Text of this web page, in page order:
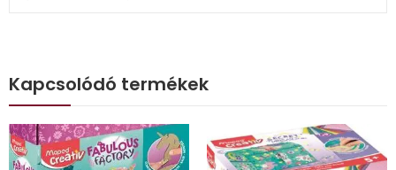
Kapcsolódó termékek